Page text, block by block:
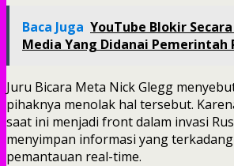
Baca Juga YouTube Blokir
Media Yang Didanai Pemerintah
Juru Bicara Meta Nick Glegg
pihaknya menolak hal tersebut.
saat ini menjadi front dalam invasi
menyimpan informasi yang
pemantauan real-time.